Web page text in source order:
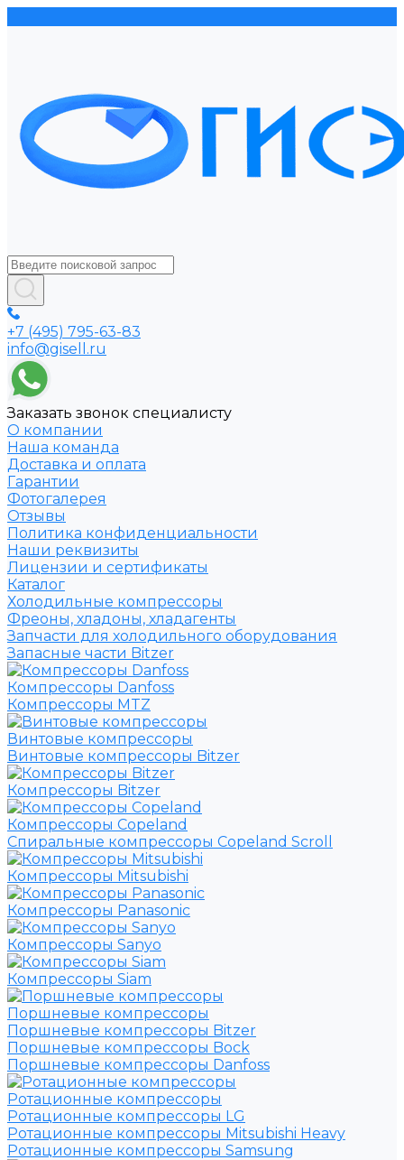
+7 (495) 795-63-83
info@gisell.ru
Заказать звонок специалисту
О компании
Наша команда
Доставка и оплата
Гарантии
Фотогалерея
Отзывы
Политика конфиденциальности
Наши реквизиты
Лицензии и сертификаты
Каталог
Холодильные компрессоры
Фреоны, хладоны, хладагенты
Запчасти для холодильного оборудования
Запасные части Bitzer
Компрессоры Danfoss
Компрессоры MTZ
Винтовые компрессоры
Винтовые компрессоры Bitzer
Компрессоры Bitzer
Компрессоры Copeland
Спиральные компрессоры Copeland Scroll
Компрессоры Mitsubishi
Компрессоры Panasonic
Компрессоры Sanyo
Компрессоры Siam
Поршневые компрессоры
Поршневые компрессоры Bitzer
Поршневые компрессоры Bock
Поршневые компрессоры Danfoss
Ротационные компрессоры
Ротационные компрессоры LG
Ротационные компрессоры Mitsubishi Heavy
Ротационные компрессоры Samsung